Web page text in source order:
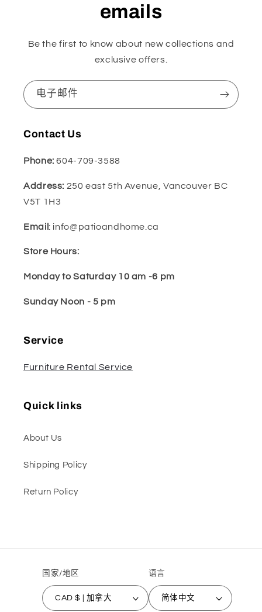
emails
Be the first to know about new collections and
exclusive offers.
电子邮件
Contact Us
Phone:604-709-3588
Address: 250 east 5th Avenue, Vancouver BC
V5T 1H3
Email: info@patioandhome.ca
Store Hours:
Monday to Saturday 10 am -6 pm
Sunday Noon - 5 pm
Service
Furniture Rental Service
Quick links
About Us
Shipping Policy
Return Policy
国家/地区
CAD $ | 加拿大
语言
简体中文